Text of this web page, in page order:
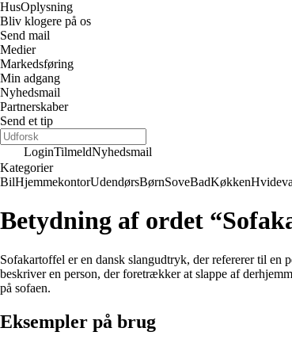
HusOplysning
Bliv klogere på os
Send mail
Medier
Markedsføring
Min adgang
Nyhedsmail
Partnerskaber
Send et tip
LoginTilmeldNyhedsmail
Kategorier
BilHjemmekontorUdendørsBørnSoveBadKøkken
Betydning af ordet
Sofakartoffel er en dansk slangudtryk, der refererer til en
beskriver en person, der foretrækker at slappe af
på sofaen.
Eksempler på brug